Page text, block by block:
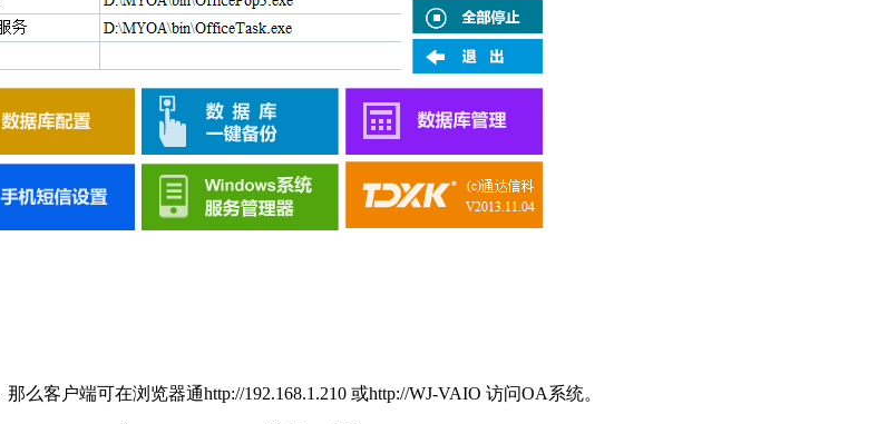
客户端可在浏览器通http://192.168.1.210 或http://WJ-VAIO 访问OA系统。